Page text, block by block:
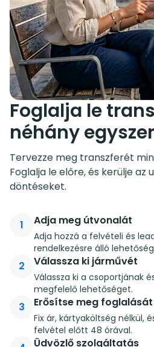
Foglalja le
néhány
Tervezze meg transzferét
Foglalja le előre, és kerülje az
döntéseket.
1 Adja meg útvonalát
Adja hozzá a felvételi és
rendelkezésre álló
2 Válassza ki járművét
Válassza ki a csoportjának
megfelelő lehetőséget.
3 Erősítse meg foglalását
Fix ár, kártyaköltség nélkül,
felvétel előtt 48 órával.
Üdvözlő szolgáltatás